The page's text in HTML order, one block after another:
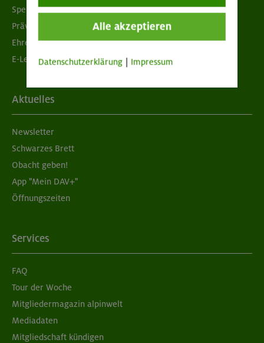
Spenden
Prävention sexualisierter Gewalt
Ehrenamtsbörse
E-Learning
Aktuelles
Newsletter
Schwarzes Brett
Obacht geben!
App "Mein DAV+"
Öffnungszeiten
Services
FAQ
Tour der Woche
Mitgliedermagazin alpinwelt
Mediadaten
Mitgliedschaft kündigen
Alle akzeptieren
Datenschutzerklärung Impressum